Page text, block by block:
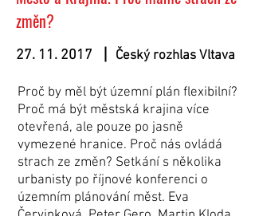
změn?
27. 11. 2017 Český rozhlas Vltava
Proč by měl být územní plán flexibilní?
Proč má být městská krajina více
otevřená, ale pouze po jasně
vymezené hranice. Proč nás ovládá
strach ze změn? Setkání s několika
urbanisty po říjnové konferenci o
územním plánování měst. Eva